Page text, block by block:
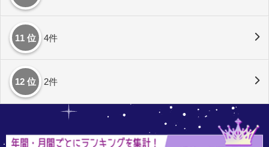
11 位 4件
12 位 2件